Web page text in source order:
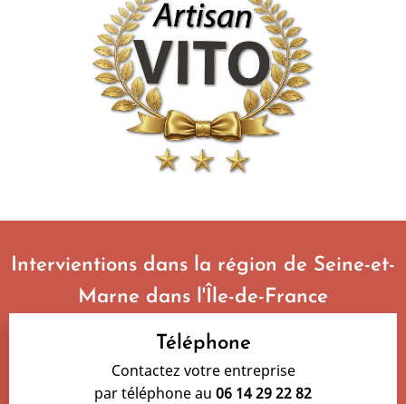
Intervientions dans la région de Seine-et-
Marne dans l'Île-de-France
Téléphone
Contactez votre entreprise
par téléphone au 06 14 29 22 82